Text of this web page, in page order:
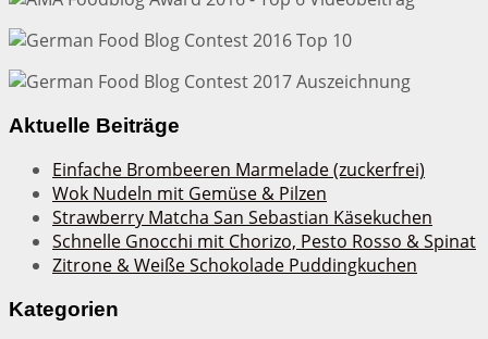
Aktuelle Beiträge
Einfache Brombeeren Marmelade (zuckerfrei)
Wok Nudeln mit Gemüse & Pilzen
Strawberry Matcha San Sebastian Käsekuchen
Schnelle Gnocchi mit Chorizo, Pesto Rosso & Spinat
Zitrone & Weiße Schokolade Puddingkuchen
Kategorien